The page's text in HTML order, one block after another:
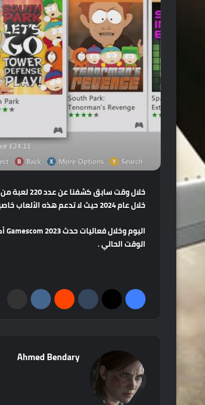
خلالوقتسابقكشفناعنعدد لعبةمن
خلالعام حيثلاتدعمهذهالألعاب
اليوموخلالفعالياتحدث
الوقتالحالي.
Ahmed Bendary